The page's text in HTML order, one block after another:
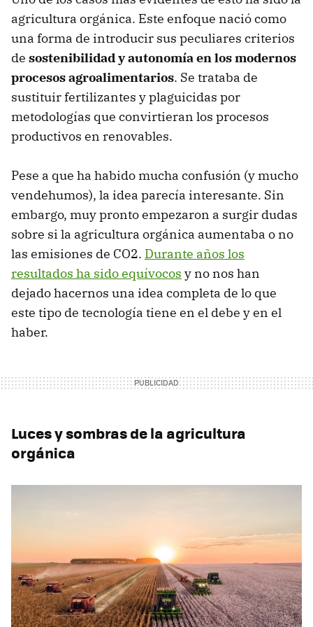
agricultura orgánica. Este enfoque nació como
una forma de introducir sus peculiares criterios
de sostenibilidad y autonomía en los modernos
procesos agroalimentarios. Se trataba de
sustituir fertilizantes y plaguicidas por
metodologías que convirtieran los procesos
productivos en renovables.
Pese a que ha habido mucha confusión (y mucho
vendehumos), la idea parecía interesante. Sin
embargo, muy pronto empezaron a surgir dudas
sobre si la agricultura orgánica aumentaba o no
las emisiones de CO2. Durante años los
resultados ha sido equívocos y no nos han
dejado hacernos una idea completa de lo que
este tipo de tecnología tiene en el debe y en el
haber.
Luces y sombras de la agricultura
orgánica